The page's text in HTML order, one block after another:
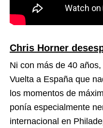
Chris Horner
Ni con más de 40
Vuelta a España que
los momentos de
ponía especialmente
internacional en